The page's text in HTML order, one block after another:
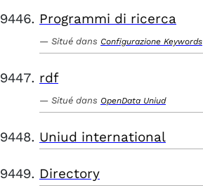
Programmi di ricerca
Situé dans Configurazione Keywords
rdf
Situé dans OpenData Uniud
Uniud international
Directory